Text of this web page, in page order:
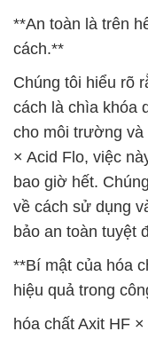
**An toàn là trên
cách.**
Chúng tôi hiểu rõ
cách là chìa khóa
cho môi trường
× Acid Flo, việc
bao giờ hết.
về cách sử dụng
bảo an toàn tuyệt
**Bí mật của hóa
hiệu quả trong
hóa chất Axit HF